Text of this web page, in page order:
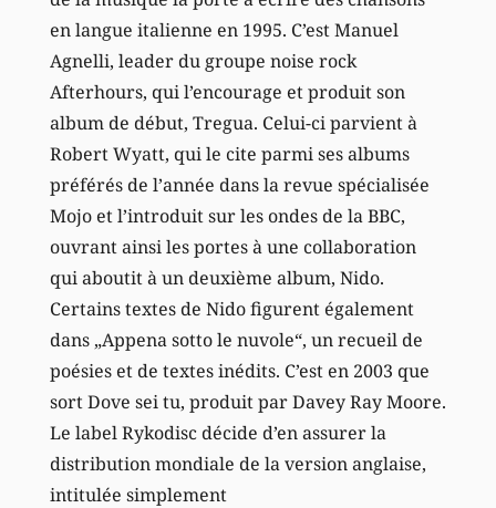
en langue italienne en 1995. C’est Manuel
Agnelli, leader du groupe noise rock
Afterhours, qui l’encourage et produit son
album de début, Tregua. Celui-ci parvient à
Robert Wyatt, qui le cite parmi ses albums
préférés de l’année dans la revue spécialisée
Mojo et l’introduit sur les ondes de la BBC,
ouvrant ainsi les portes à une collaboration
qui aboutit à un deuxième album, Nido.
Certains textes de Nido figurent également
dans „Appena sotto le nuvole“, un recueil de
poésies et de textes inédits. C’est en 2003 que
sort Dove sei tu, produit par Davey Ray Moore.
Le label Rykodisc décide d’en assurer la
distribution mondiale de la version anglaise,
intitulée simplement